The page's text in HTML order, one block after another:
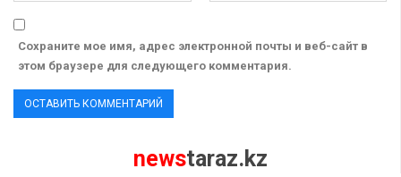
Сохраните мое имя, адрес электронной почты и веб-сайт в
этом браузере для следующего комментария.
newstaraz.kz